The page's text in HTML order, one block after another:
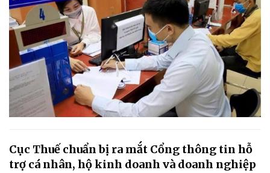
Cục Thuế chuẩn bị ra mắt Cổng thông tin hỗ
trợ cá nhân, hộ kinh doanh và doanh nghiệp